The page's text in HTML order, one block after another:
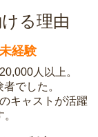
る理由
経験
人以上。
でした。
キャストが活躍